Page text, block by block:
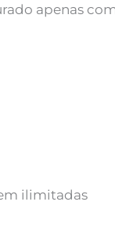
apenas
ilimitadas